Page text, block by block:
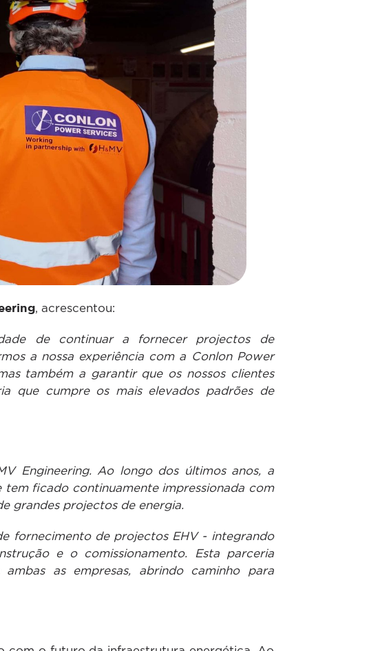
, acrescentou:
de continuar a fornecer projectos de
a nossa experiência com a Conlon Power
também a garantir que os nossos clientes
que cumpre os mais elevados padrões de
Engineering. Ao longo dos últimos anos, a
ficado continuamente impressionada com
grandes projectos de energia.
fornecimento de projectos EHV - integrando
e o comissionamento. Esta parceria
as empresas, abrindo caminho para